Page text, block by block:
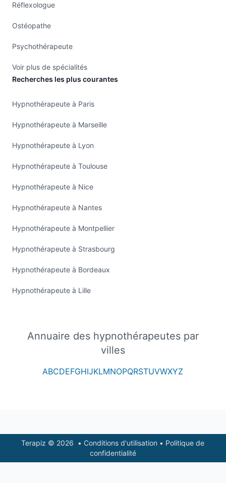
Réflexologue
Ostéopathe
Psychothérapeute
Voir plus de spécialités
Recherches les plus courantes
Hypnothérapeute à Paris
Hypnothérapeute à Marseille
Hypnothérapeute à Lyon
Hypnothérapeute à Toulouse
Hypnothérapeute à Nice
Hypnothérapeute à Nantes
Hypnothérapeute à Montpellier
Hypnothérapeute à Strasbourg
Hypnothérapeute à Bordeaux
Hypnothérapeute à Lille
Annuaire des hypnothérapeutes par
villes
ABCDEFGHIJKLMNOPQRSTUVWXYZ
FooterTerapiz © 2026 • Conditions d'utilisation • Politique de
confidentialité